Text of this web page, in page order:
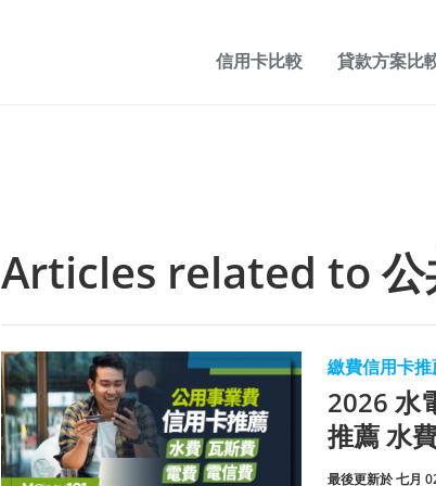
信用卡比較 貸款方案比
Articles related to
繳費信用卡推
2026 水
推薦 水
最後更新於 七月